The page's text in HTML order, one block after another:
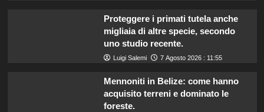
Proteggere i primati tutela anche
migliaia di altre specie, secondo
uno studio recente.
Luigi Salemi 7 Agosto 2026 : 11:55
Mennoniti in Belize: come hanno
acquisito terreni e dominato le
foreste.